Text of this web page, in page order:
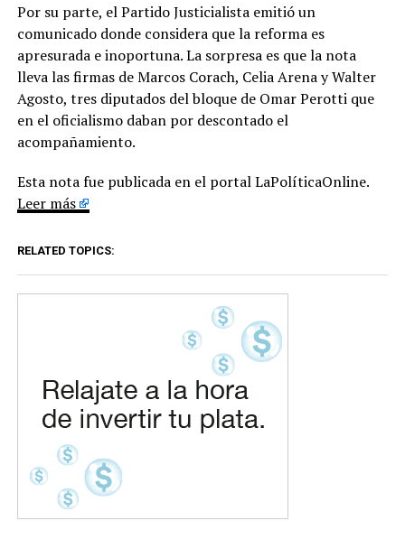
Por su parte, el Partido Justicialista emitió un
comunicado donde considera que la reforma es
apresurada e inoportuna. La sorpresa es que la nota
lleva las firmas de Marcos Corach, Celia Arena y Walter
Agosto, tres diputados del bloque de Omar Perotti que
en el oficialismo daban por descontado el
acompañamiento.
Esta nota fue publicada en el portal LaPolíticaOnline.
Leer más
RELATED TOPICS: